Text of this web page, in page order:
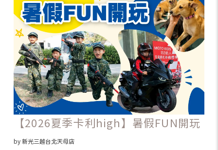
【2026夏季卡利high】暑假FUN開玩
by 新光三越台北天母店